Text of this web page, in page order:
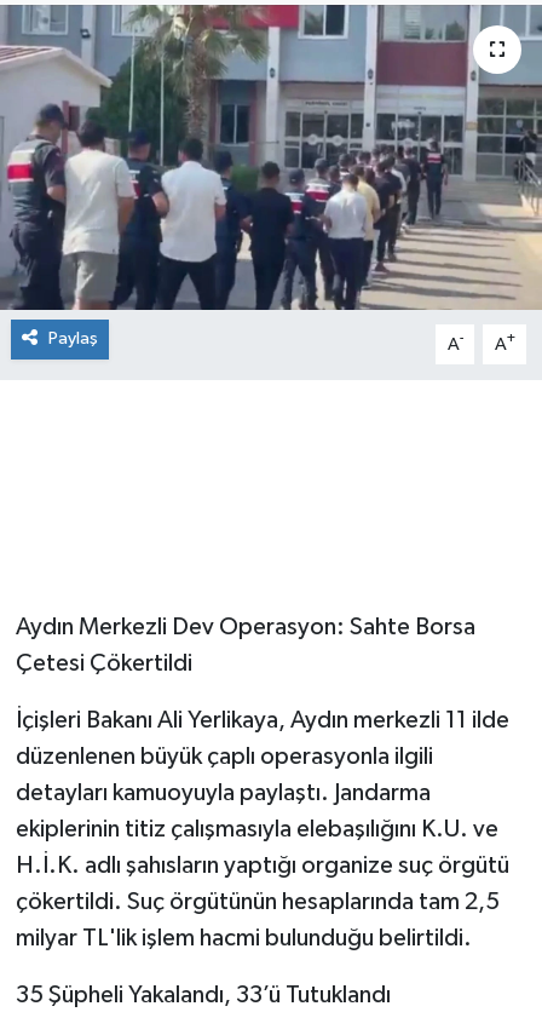
Paylaş A- A+
Aydın Merkezli Dev Operasyon: Sahte Borsa
Çetesi Çökertildi
İçişleri Bakanı Ali Yerlikaya, Aydın merkezli 11 ilde
düzenlenen büyük çaplı operasyonla ilgili
detayları kamuoyuyla paylaştı. Jandarma
ekiplerinin titiz çalışmasıyla elebaşılığını K.U. ve
H.İ.K. adlı şahısların yaptığı organize suç örgütü
çökertildi. Suç örgütünün hesaplarında tam 2,5
milyar TL'lik işlem hacmi bulunduğu belirtildi.
35 Şüpheli Yakalandı, 33’ü Tutuklandı